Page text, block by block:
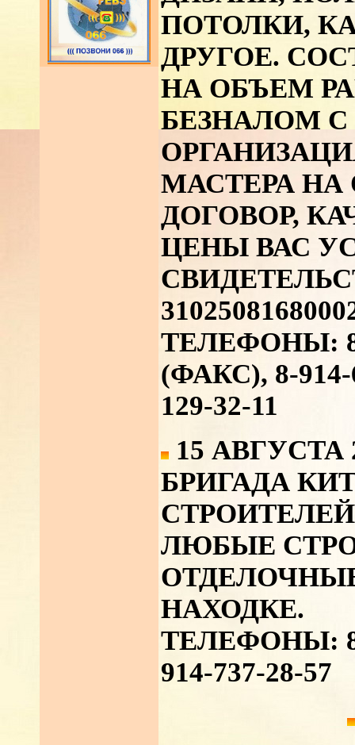
ПОТОЛКИ,
ДРУГОЕ.
НА ОБЪЕМ
БЕЗНАЛОМ С
МАСТЕРА НА
ДОГОВОР,
ЦЕНЫ ВАС
ТЕЛЕФОНЫ: 8-
(ФАКС), 8-914-
129-32-11
15 АВГУСТА
БРИГАДА
ЛЮБЫЕ
НАХОДКЕ.
ТЕЛЕФОНЫ: 8-
914-737-28-57